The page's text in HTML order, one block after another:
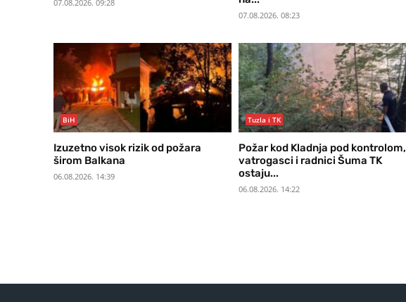
07.08.2026. 09:28
07.08.2026. 08:23
BiH
Izuzetno visok rizik od požara
širom Balkana
06.08.2026. 14:39
Tuzla i TK
Požar kod Kladnja pod kontrolom,
vatrogasci i radnici Šuma TK
ostaju...
06.08.2026. 14:22